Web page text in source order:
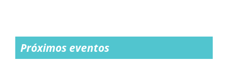
Próximos eventos